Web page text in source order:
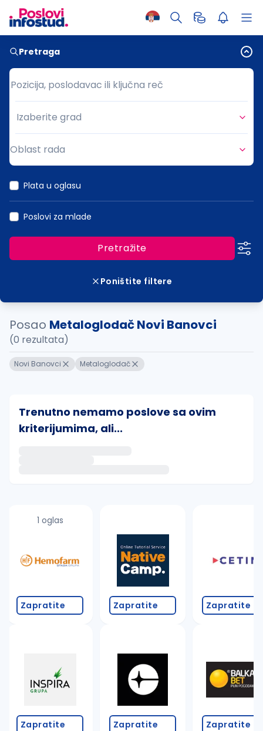
Pretraga
Pozicija, poslodavac ili ključna reč
Pozicija, poslodavac ili ključna reč
Grad
Izaberite grad
Oblast rada
Plata u oglasu
Poslovi za mlade
Pretražite
Poništite filtere
Posao Metaloglodač Novi Banovci
(0 rezultata)
Novi Banovci Metaloglodač
Trenutno nemamo poslove sa ovim
kriterijumima, ali...
proverite pravopisne greške (koristite č, ć, š, đ,
povećajte radijus za odabrani grad
promenite odabrane filtere pretrage
1 oglas
Zapratite
Zapratite
Zapratite
Zapratite
Zapratite
Zapratite